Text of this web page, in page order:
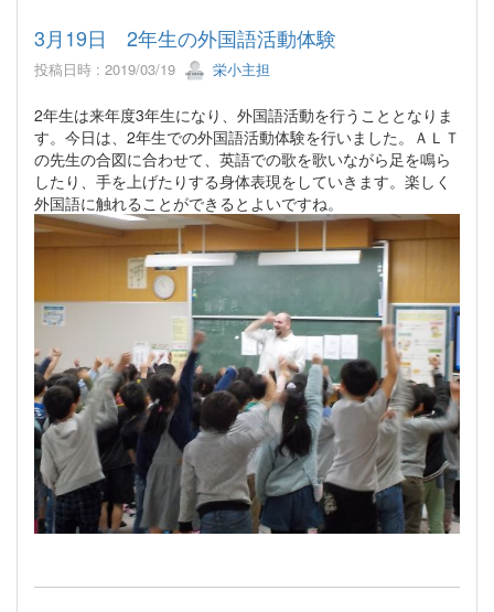
3月19日 2年生の外国語活動体験
投稿日時 : 2019/03/19 栄小主担
2年生は来年度3年生になり、外国語活動を行うこととなりま
す。今日は、2年生での外国語活動体験を行いました。ＡＬＴ
の先生の合図に合わせて、英語での歌を歌いながら足を鳴ら
したり、手を上げたりする身体表現をしていきます。楽しく
外国語に触れることができるとよいですね。